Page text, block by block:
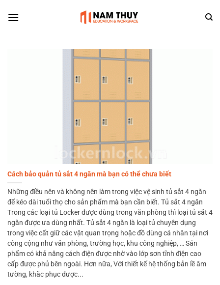
Cách bảo quản tủ sắt 4 ngăn mà bạn có thể chưa biết
Những điều nên và không nên làm trong việc vệ sinh tủ sắt 4 ngăn
để kéo dài tuổi thọ cho sản phẩm mà bạn cần biết. Tủ sắt 4 ngăn
Trong các loại tủ Locker được dùng trong văn phòng thì loại tủ sắt 4
ngăn được ưa dùng nhất. Tủ sắt 4 ngăn là loại tủ chuyên dụng
trong việc cất giữ các vật quan trọng hoặc đồ dùng cá nhân tại nơi
công cộng như văn phòng, trường học, khu công nghiệp, … Sản
phẩm có khả năng cách điện được nhờ vào lớp sơn tĩnh điện cao
cấp được phủ bên ngoài. Hơn nữa, Với thiết kế hệ thống bản lề âm
tường, khắc phục được...